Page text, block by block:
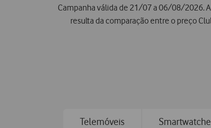
Campanha válida de 21/07 a 06/08/2026.
resulta da comparação entre o preço
Telemóveis